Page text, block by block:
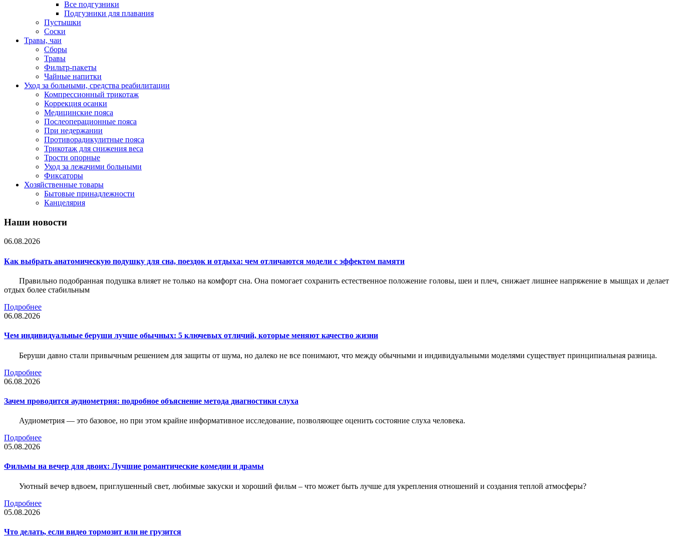
Все подгузники
Подгузники для плавания
Пустышки
Соски
Травы, чаи
Сборы
Травы
Фильтр-пакеты
Чайные напитки
Уход за больными, средства реабилитации
Компрессионный трикотаж
Коррекция осанки
Медицинские пояса
Послеоперационные пояса
При недержании
Противорадикулитные пояса
Трикотаж для снижения веса
Трости опорные
Уход за лежачими больными
Фиксаторы
Хозяйственные товары
Бытовые принадлежности
Канцелярия
Наши новости
06.08.2026
Как выбрать анатомическую подушку для сна, поездок и отдыха: чем отличаются модели с эффектом памяти
Правильно подобранная подушка влияет не только на комфорт сна. Она помогает сохранить естественное положение головы, шеи и плеч, снижает лишнее напряжение в мышцах и делает
отдых более стабильным
Подробнее
06.08.2026
Чем индивидуальные беруши лучше обычных: 5 ключевых отличий, которые меняют качество жизни
Беруши давно стали привычным решением для защиты от шума, но далеко не все понимают, что между обычными и индивидуальными моделями существует принципиальная разница.
Подробнее
06.08.2026
Зачем проводится аудиометрия: подробное объяснение метода диагностики слуха
Аудиометрия — это базовое, но при этом крайне информативное исследование, позволяющее оценить состояние слуха человека.
Подробнее
05.08.2026
Фильмы на вечер для двоих: Лучшие романтические комедии и драмы
Уютный вечер вдвоем, приглушенный свет, любимые закуски и хороший фильм – что может быть лучше для укрепления отношений и создания теплой атмосферы?
Подробнее
05.08.2026
Что делать, если видео тормозит или не грузится